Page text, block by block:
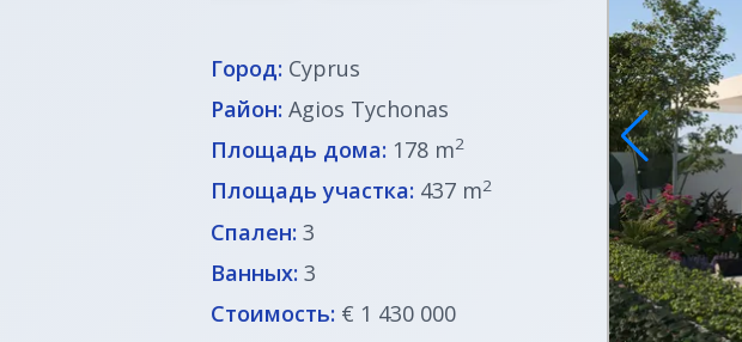
Город: Cyprus
Район: Agios Tychonas
Площадь дома: 178 m2
Площадь участка: 437 m2
Спален: 3
Ванных: 3
Стоимость: € 1 430 000